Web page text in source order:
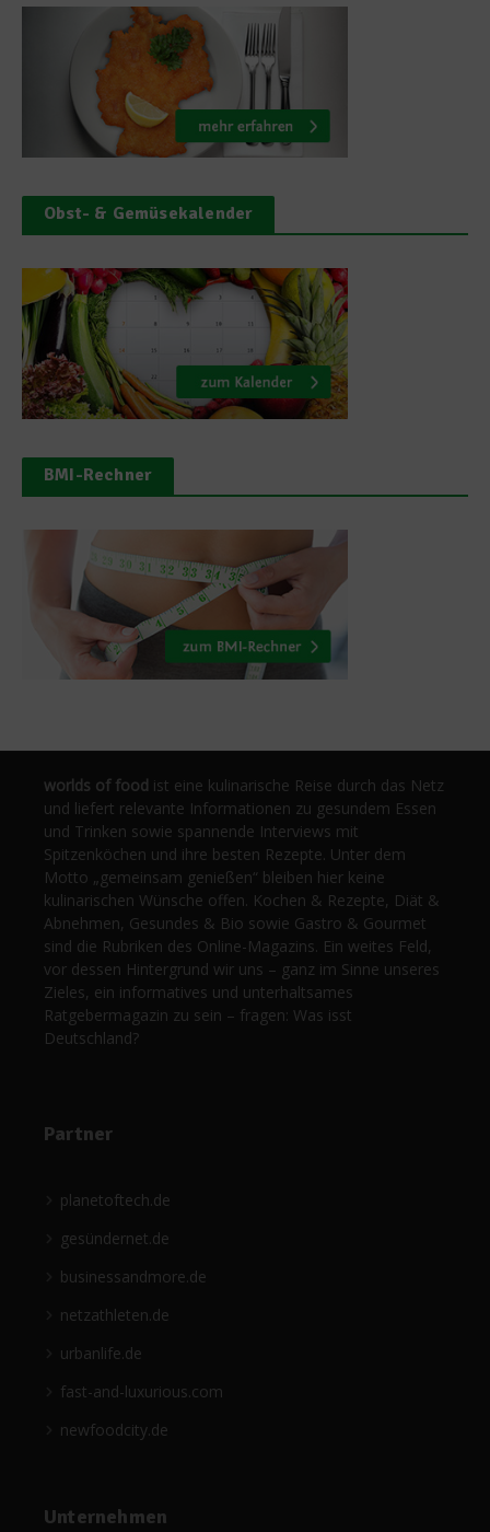
Obst- & Gemüsekalender
BMI-Rechner
worlds of food ist eine kulinarische Reise durch das Netz
und liefert relevante Informationen zu gesundem Essen
und Trinken sowie spannende Interviews mit
Spitzenköchen und ihre besten Rezepte. Unter dem
Motto „gemeinsam genießen“ bleiben hier keine
kulinarischen Wünsche offen. Kochen & Rezepte, Diät &
Abnehmen, Gesundes & Bio sowie Gastro & Gourmet
sind die Rubriken des Online-Magazins. Ein weites Feld,
vor dessen Hintergrund wir uns – ganz im Sinne unseres
Zieles, ein informatives und unterhaltsames
Ratgebermagazin zu sein – fragen: Was isst
Deutschland?
Partner
planetoftech.de
gesündernet.de
businessandmore.de
netzathleten.de
urbanlife.de
fast-and-luxurious.com
newfoodcity.de
Unternehmen